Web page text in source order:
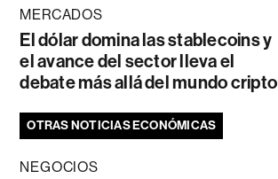
MERCADOS
El dólar domina las stablecoins y
el avance del sector lleva el
debate más allá del mundo cripto
OTRAS NOTICIAS ECONÓMICAS
NEGOCIOS